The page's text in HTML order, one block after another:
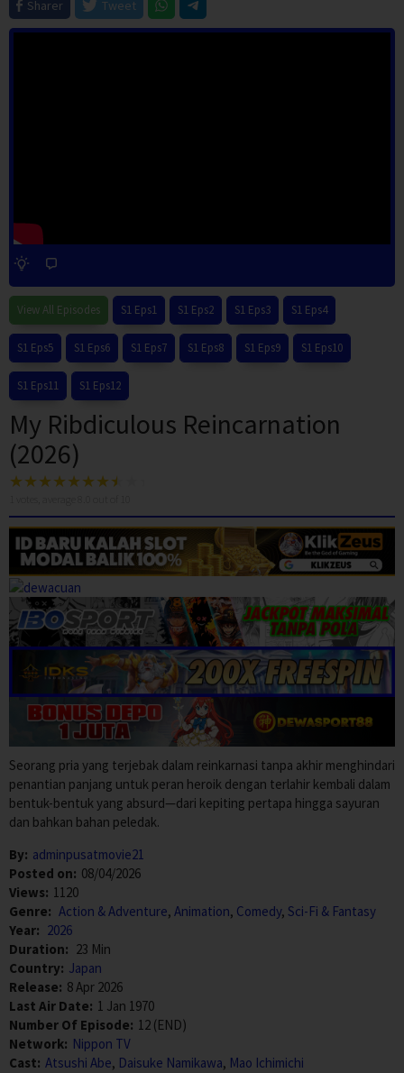
Sharer
Tweet
View All Episodes S1 Eps1 S1 Eps2 S1 Eps3 S1 Eps4
S1 Eps5 S1 Eps6 S1 Eps7 S1 Eps8 S1 Eps9 S1 Eps10
S1 Eps11 S1 Eps12
My Ribdiculous Reincarnation
(2026)
Seorang pria yang terjebak dalam reinkarnasi tanpa akhir menghindari
penantian panjang untuk peran heroik dengan terlahir kembali dalam
bentuk-bentuk yang absurd—dari kepiting pertapa hingga sayuran
dan bahkan bahan peledak.
By: adminpusatmovie21
Posted on: 08/04/2026
Views: 1120
Genre: Action & Adventure, Animation, Comedy, Sci-Fi & Fantasy
Year: 2026
Duration: 23 Min
Country: Japan
Release: 8 Apr 2026
Last Air Date: 1 Jan 1970
Number Of Episode: 12 (END)
Network: Nippon TV
Cast: Atsushi Abe, Daisuke Namikawa, Mao Ichimichi